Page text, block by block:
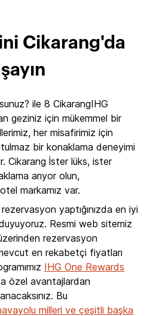
Cikarang'da
ile 8 CikarangIHG
geziniz için mükemmel bir
her misafirimiz için
bir konaklama deneyimi
Cikarang İster lüks, ister
arıyor olun,
markamız var.
yaptığınızda en iyi
Resmi web sitemiz
rezervasyon
en rekabetçi fiyatları
IHG One Rewards
özel avantajlardan
Bu
milleri ve çeşitli başka